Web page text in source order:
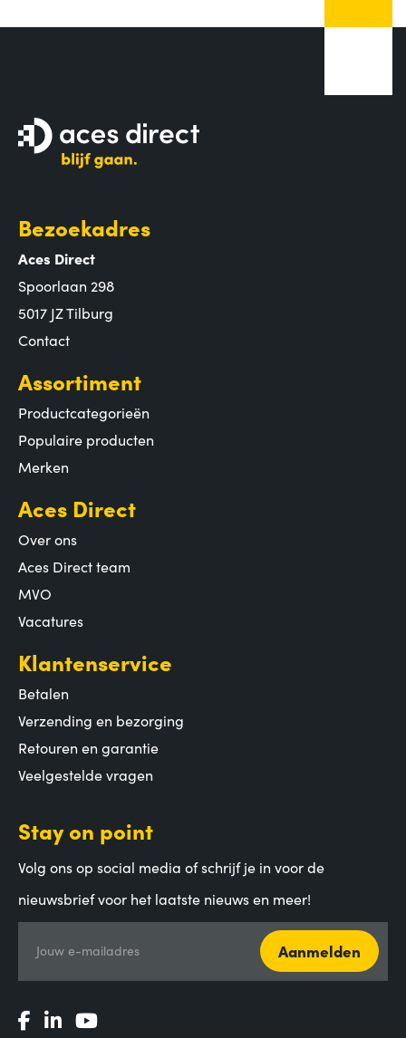
Bezoekadres
Aces Direct
Spoorlaan 298
5017 JZ Tilburg
Contact
Assortiment
Productcategorieën
Populaire producten
Merken
Aces Direct
Over ons
Aces Direct team
MVO
Vacatures
Klantenservice
Betalen
Verzending en bezorging
Retouren en garantie
Veelgestelde vragen
Stay on point
Volg ons op social media of schrijf je in voor de
nieuwsbrief voor het laatste nieuws en meer!
Jouw e-mailadres Aanmelden